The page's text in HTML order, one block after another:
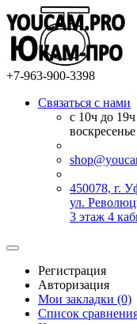
+7-963-900-3398
Связаться с нами
с 10ч до
450078, г.
ул.
3 этаж 4
Регистрация
Авторизация
Мои закладки (0)
Список